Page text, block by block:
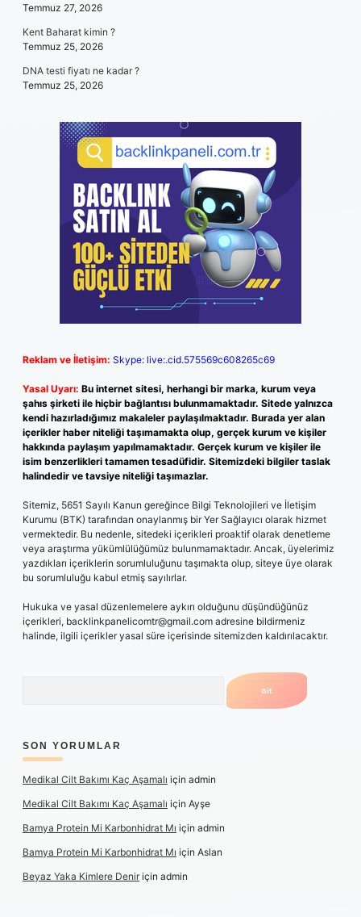
Temmuz 27, 2026
Kent Baharat kimin ?
Temmuz 25, 2026
DNA testi fiyatı ne kadar ?
Temmuz 25, 2026
Reklam ve İletişim: Skype: live:.cid.575569c608265c69
Yasal Uyarı: Bu internet sitesi, herhangi bir marka, kurum veya
şahıs şirketi ile hiçbir bağlantısı bulunmamaktadır. Sitede yalnızca
kendi hazırladığımız makaleler paylaşılmaktadır. Burada yer alan
içerikler haber niteliği taşımamakta olup, gerçek kurum ve kişiler
hakkında paylaşım yapılmamaktadır. Gerçek kurum ve kişiler ile
isim benzerlikleri tamamen tesadüfidir. Sitemizdeki bilgiler taslak
halindedir ve tavsiye niteliği taşımazlar.
Sitemiz, 5651 Sayılı Kanun gereğince Bilgi Teknolojileri ve İletişim
Kurumu (BTK) tarafından onaylanmış bir Yer Sağlayıcı olarak hizmet
vermektedir. Bu nedenle, sitedeki içerikleri proaktif olarak denetleme
veya araştırma yükümlülüğümüz bulunmamaktadır. Ancak, üyelerimiz
yazdıkları içeriklerin sorumluluğunu taşımakta olup, siteye üye olarak
bu sorumluluğu kabul etmiş sayılırlar.
Hukuka ve yasal düzenlemelere aykırı olduğunu düşündüğünüz
içerikleri, backlinkpanelicomtr@gmail.com adresine bildirmeniz
halinde, ilgili içerikler yasal süre içerisinde sitemizden kaldırılacaktır.
SON YORUMLAR
Medikal Cilt Bakımı Kaç Aşamalı için admin
Medikal Cilt Bakımı Kaç Aşamalı için Ayşe
Bamya Protein Mi Karbonhidrat Mı için admin
Bamya Protein Mi Karbonhidrat Mı için Aslan
Beyaz Yaka Kimlere Deniriçin admin